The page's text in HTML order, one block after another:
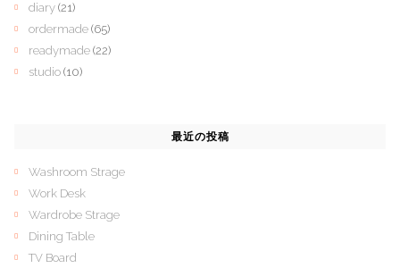
diary (21)
ordermade (65)
readymade (22)
studio (10)
最近の投稿
Washroom Strage
Work Desk
Wardrobe Strage
Dining Table
TV Board